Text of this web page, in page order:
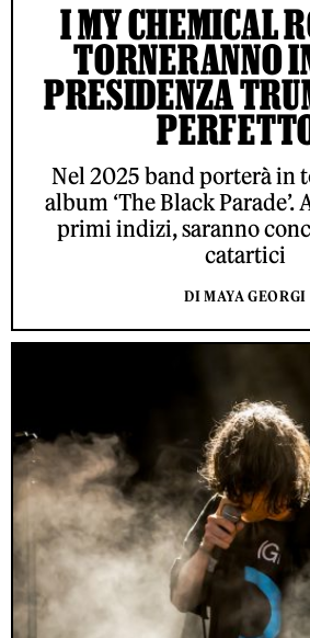
I MY CHEMICAL
TORNERANNO
PRESIDENZA
Nel 2025 band porterà in
album ‘The Black
primi indizi, saranno
catartici
DI MAYA GEORGI